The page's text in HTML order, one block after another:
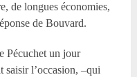
de longues économies,
de Bouvard.
Pécuchet un jour
saisir l’occasion, –qui